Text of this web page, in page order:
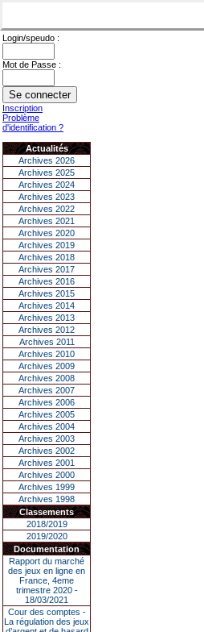
Login/speudo :
Mot de Passe :
Inscription
Problème
d'identification ?
Actualités
Archives 2026
Archives 2025
Archives 2024
Archives 2023
Archives 2022
Archives 2021
Archives 2020
Archives 2019
Archives 2018
Archives 2017
Archives 2016
Archives 2015
Archives 2014
Archives 2013
Archives 2012
Archives 2011
Archives 2010
Archives 2009
Archives 2008
Archives 2007
Archives 2006
Archives 2005
Archives 2004
Archives 2003
Archives 2002
Archives 2001
Archives 2000
Archives 1999
Archives 1998
Classements
2018/2019
2019/2020
Documentation
Rapport du marché
des jeux en ligne en
France, 4eme
trimestre 2020 -
18/03/2021
Cour des comptes -
La régulation des jeux